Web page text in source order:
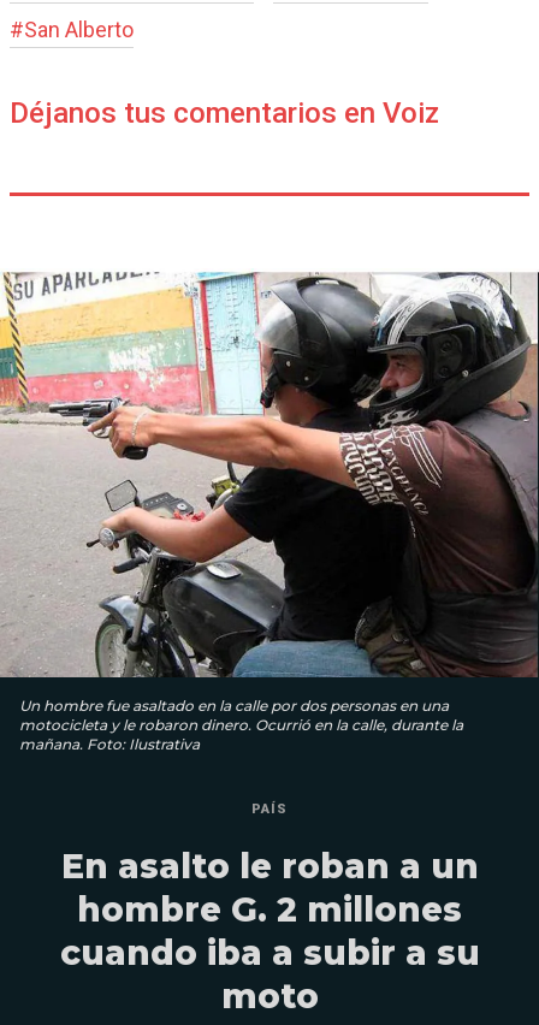
#San Alberto
Déjanos tus comentarios en Voiz
Un hombre fue asaltado en la calle por dos personas en una
motocicleta y le robaron dinero. Ocurrió en la calle, durante la
mañana. Foto: Ilustrativa
PAÍS
En asalto le roban a un
hombre G. 2 millones
cuando iba a subir a su
moto